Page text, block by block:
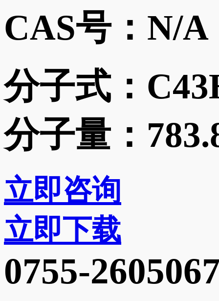
CAS号： N/A
分子式：
分子量：
立即咨询
立即下载
0755-